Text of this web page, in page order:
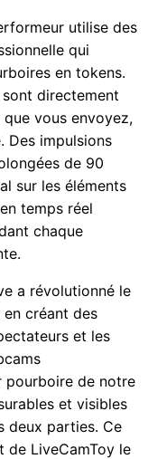
utilise des
qui
en tokens.
directement
vous envoyez,
Des impulsions
de 90
sur les éléments
temps réel
chaque
a révolutionné le
créant des
et les
pourboire de notre
et visibles
deux parties. Ce
LiveCamToy le